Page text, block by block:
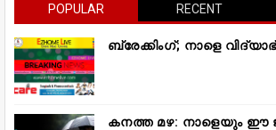
POPULAR RECENT
ബ്രേക്കിംഗ്; നാളെ
കനത്ത മഴ: നാളെയും ഈ